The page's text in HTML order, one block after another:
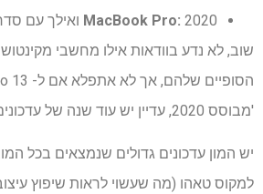
MacBook Pro: 2020 ואילך עם סדרת M
שוב, לא נדע בוודאות אילו מחשבי
'מבוסס 2020, עדיין יש עוד שנה של עדכונים שנשארו בו.
יש המון עדכונים גדולים שנמצאים בכל
למקוס טאהו (מה שעשוי לראות שיפוץ